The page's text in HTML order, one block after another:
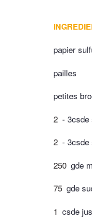
papier
pailles
petites
2 - 3csde
2 - 3csde
250 gde
75 gde
1 csde